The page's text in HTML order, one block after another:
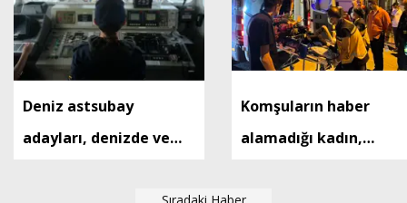
Deniz astsubay
adayları, denizde ve
Komşuların haber
alamadığı kadın,